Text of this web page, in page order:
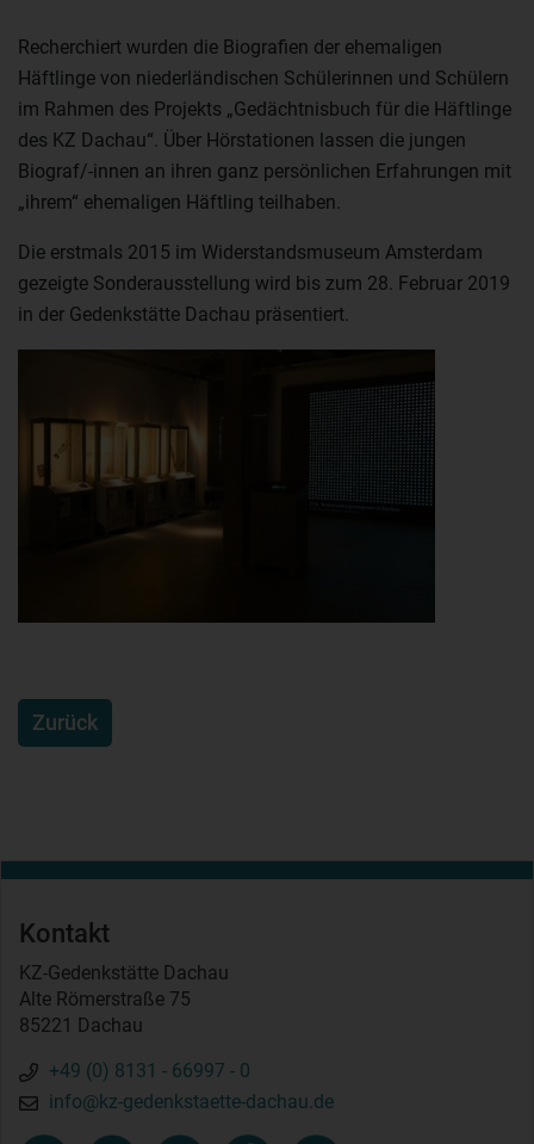
Recherchiert wurden die Biografien der ehemaligen
Häftlinge von niederländischen Schülerinnen und Schülern
im Rahmen des Projekts „Gedächtnisbuch für die Häftlinge
des KZ Dachau“. Über Hörstationen lassen die jungen
Biograf/-innen an ihren ganz persönlichen Erfahrungen mit
„ihrem“ ehemaligen Häftling teilhaben.
Die erstmals 2015 im Widerstandsmuseum Amsterdam
gezeigte Sonderausstellung wird bis zum 28. Februar 2019
in der Gedenkstätte Dachau präsentiert.
Zurück
Kontakt
KZ-Gedenkstätte Dachau
Alte Römerstraße 75
85221 Dachau
+49 (0) 8131 - 66997 - 0
info@kz-gedenkstaette-dachau.de